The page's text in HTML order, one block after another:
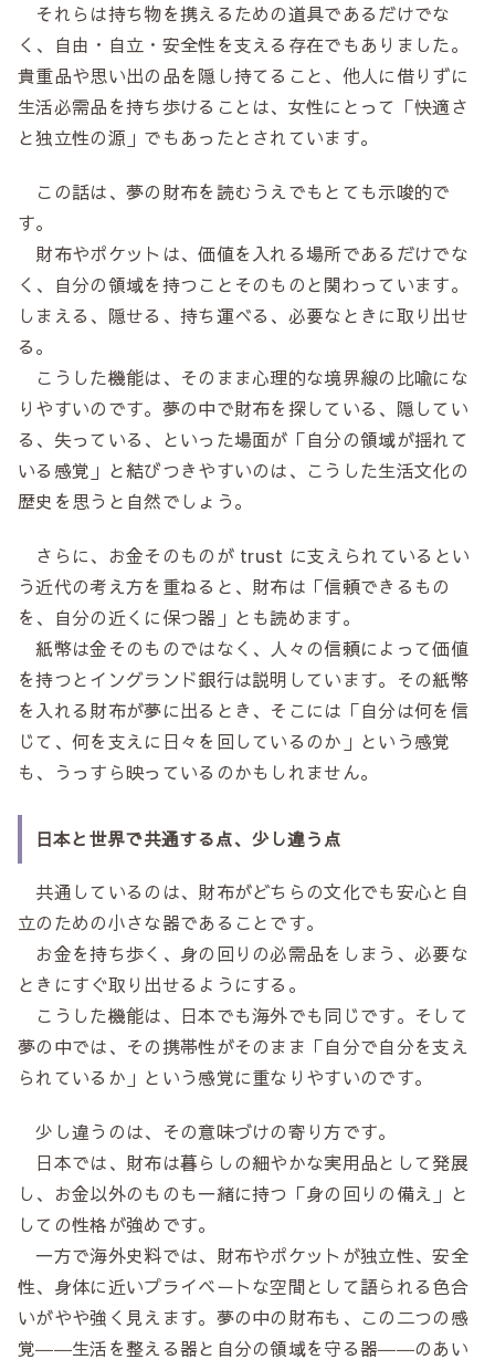
それらは持ち物を携えるための道具であるだけでな
く、自由・自立・安全性を支える存在でもありました。
貴重品や思い出の品を隠し持てること、他人に借りずに
生活必需品を持ち歩けることは、女性にとって「快適さ
と独立性の源」でもあったとされています。
この話は、夢の財布を読むうえでもとても示唆的で
す。
財布やポケットは、価値を入れる場所であるだけでな
く、自分の領域を持つことそのものと関わっています。
しまえる、隠せる、持ち運べる、必要なときに取り出せ
る。
こうした機能は、そのまま心理的な境界線の比喩にな
りやすいのです。夢の中で財布を探している、隠してい
る、失っている、といった場面が「自分の領域が揺れて
いる感覚」と結びつきやすいのは、こうした生活文化の
歴史を思うと自然でしょう。
さらに、お金そのものが trust に支えられているとい
う近代の考え方を重ねると、財布は「信頼できるもの
を、自分の近くに保つ器」とも読めます。
紙幣は金そのものではなく、人々の信頼によって価値
を持つとイングランド銀行は説明しています。その紙幣
を入れる財布が夢に出るとき、そこには「自分は何を信
じて、何を支えに日々を回しているのか」という感覚
も、うっすら映っているのかもしれません。
日本と世界で共通する点、少し違う点
共通しているのは、財布がどちらの文化でも安心と自
立のための小さな器であることです。
お金を持ち歩く、身の回りの必需品をしまう、必要な
ときにすぐ取り出せるようにする。
こうした機能は、日本でも海外でも同じです。そして
夢の中では、その携帯性がそのまま「自分で自分を支え
られているか」という感覚に重なりやすいのです。
少し違うのは、その意味づけの寄り方です。
日本では、財布は暮らしの細やかな実用品として発展
し、お金以外のものも一緒に持つ「身の回りの備え」と
しての性格が強めです。
一方で海外史料では、財布やポケットが独立性、安全
性、身体に近いプライベートな空間として語られる色合
いがやや強く見えます。夢の中の財布も、この二つの感
覚――生活を整える器と自分の領域を守る器――のあい